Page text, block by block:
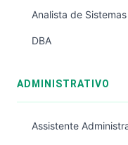
Analista de Sistemas
DBA
ADMINISTRATIVO
Assistente